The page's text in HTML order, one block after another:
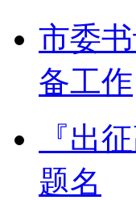
市委
备工作
『出
题名